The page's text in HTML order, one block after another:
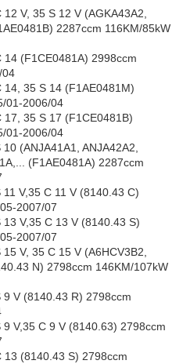
V, 35 S 12 V (AGKA43A2,
2287ccm 116KM/85kW
14 (F1CE0481A) 2998ccm
04
14, 35 S 14 (F1AE0481M)
01-2006/04
17, 35 S 17 (F1CE0481B)
01-2006/04
(ANJA41A1, ANJA42A2,
(F1AE0481A) 2287ccm
V,35 C 11 V (8140.43 C)
2007/07
V,35 C 13 V (8140.43 S)
2007/07
V, 35 C 15 V (A6HCV3B2,
N) 2798ccm 146KM/107kW
V (8140.43 R) 2798ccm
V,35 C 9 V (8140.63) 2798ccm
13 (8140.43 S) 2798ccm